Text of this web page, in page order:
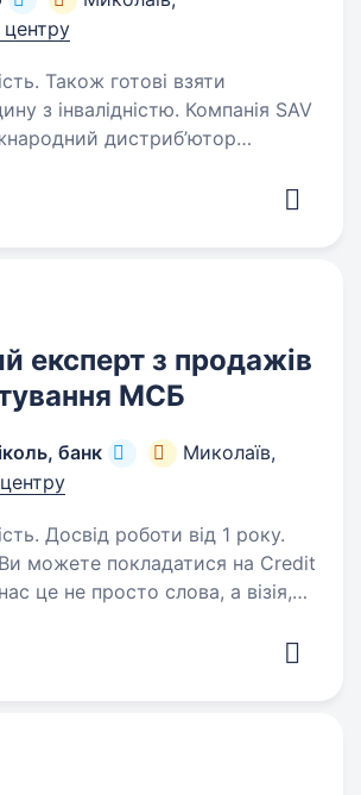
Також готові взяти
Компанія SAV
дистриб’ютор
та світових виробників.
експерт з продажів
МСБ
банк
Миколаїв,
Досвід роботи від 1 року.
це не просто слова, а візія,
відчував турботу та